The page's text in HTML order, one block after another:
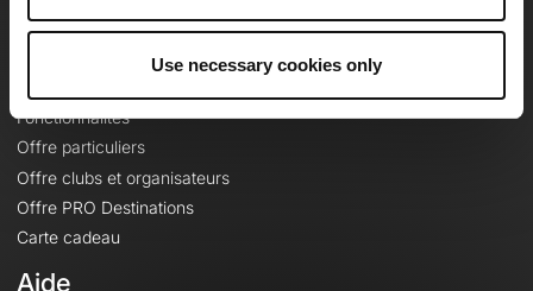
Use necessary cookies only
Fonctionnalités
Offre particuliers
Offre clubs et organisateurs
Offre PRO Destinations
Carte cadeau
Aide